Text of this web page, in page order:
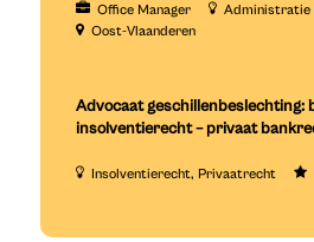
Office Manager Administratie
Oost-Vlaanderen
Advocaat geschillenbeslechting:
insolventierecht – privaat
Insolventierecht Privaatrecht